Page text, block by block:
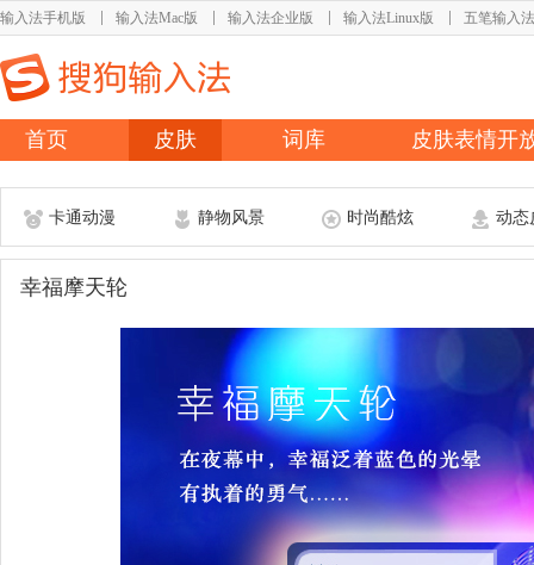
输入法手机版 输入法Mac版 输入法企业版 输入法Linux版 五笔输入法
首页 皮肤 词库 皮肤表情开
卡通动漫 静物风景 时尚酷炫 动态
幸福摩天轮